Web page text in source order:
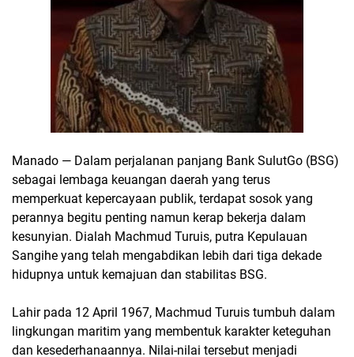
Manado — Dalam perjalanan panjang Bank SulutGo (BSG)
sebagai lembaga keuangan daerah yang terus
memperkuat kepercayaan publik, terdapat sosok yang
perannya begitu penting namun kerap bekerja dalam
kesunyian. Dialah Machmud Turuis, putra Kepulauan
Sangihe yang telah mengabdikan lebih dari tiga dekade
hidupnya untuk kemajuan dan stabilitas BSG.
Lahir pada 12 April 1967, Machmud Turuis tumbuh dalam
lingkungan maritim yang membentuk karakter keteguhan
dan kesederhanaannya. Nilai-nilai tersebut menjadi